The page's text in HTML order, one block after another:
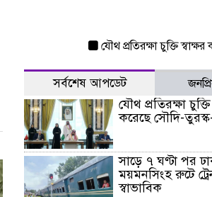
যৌথ প্রতিরক্ষা চুক্তি স্বাক্ষর করেছে
সর্বশেষ আপডেট
যৌথ প্রতিরক্ষা চুক্তি
করেছে সৌদি-তুরস্ক-
সাড়ে ৭ ঘণ্টা পর
ময়মনসিংহ রুটে
স্বাভাবিক